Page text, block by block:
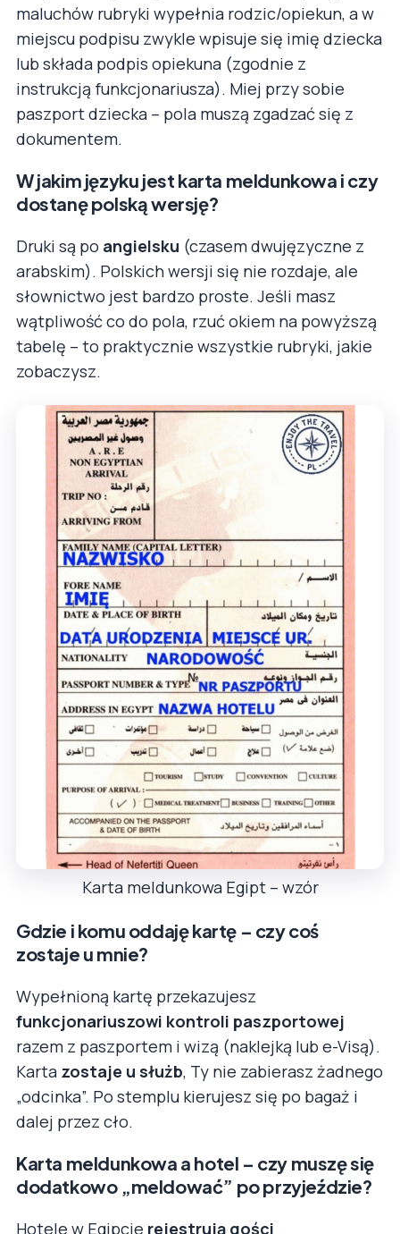
maluchów rubryki wypełnia rodzic/opiekun, a w
miejscu podpisu zwykle wpisuje się imię dziecka
lub składa podpis opiekuna (zgodnie z
instrukcją funkcjonariusza). Miej przy sobie
paszport dziecka – pola muszą zgadzać się z
dokumentem.
W jakim języku jest karta meldunkowa i czy
dostanę polską wersję?
Druki są po angielsku (czasem dwujęzyczne z
arabskim). Polskich wersji się nie rozdaje, ale
słownictwo jest bardzo proste. Jeśli masz
wątpliwość co do pola, rzuć okiem na powyższą
tabelę – to praktycznie wszystkie rubryki, jakie
zobaczysz.
Karta meldunkowa Egipt – wzór
Gdzie i komu oddaję kartę – czy coś
zostaje u mnie?
Wypełnioną kartę przekazujesz
funkcjonariuszowi kontroli paszportowej
razem z paszportem i wizą (naklejką lub e-Visą).
Karta zostaje u służb, Ty nie zabierasz żadnego
„odcinka”. Po stemplu kierujesz się po bagaż i
dalej przez cło.
Karta meldunkowa a hotel – czy muszę się
dodatkowo „meldować” po przyjeździe?
Hotele w Egipcie rejestrują gości